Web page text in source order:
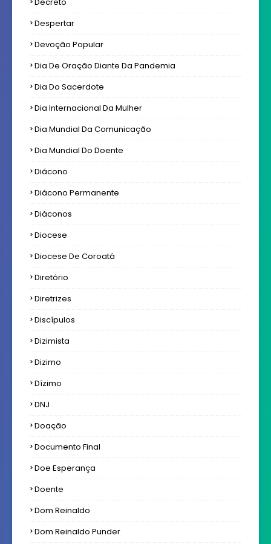
Despertar
Devoção Popular
Dia De Oração Diante Da Pandemia
Dia Do Sacerdote
Dia Internacional Da Mulher
Dia Mundial Da Comunicação
Dia Mundial Do Doente
Diácono
Diácono Permanente
Diáconos
Diocese
Diocese De Coroatá
Diretório
Diretrizes
Discípulos
Dizimista
Dizimo
Dízimo
DNJ
Doação
Documento Final
Doe Esperança
Doente
Dom Reinaldo
Dom Reinaldo Punder